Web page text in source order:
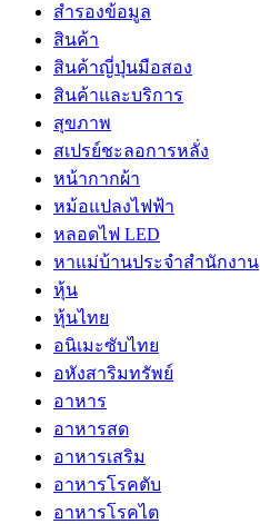
สำรองข้อมูล
สินค้า
สินค้าญี่ปุ่นมือสอง
สินค้าและบริการ
สุขภาพ
สเปรย์ชะลอการหลั่ง
หน้ากากผ้า
หม้อแปลงไฟฟ้า
หลอดไฟ LED
หาแม่บ้านประจำสำนักงาน
หุ้น
หุ้นไทย
อนิเมะซับไทย
อหังสาริมทรัพย์
อาหาร
อาหารสด
อาหารเสริม
อาหารโรคตับ
อาหารโรคไต